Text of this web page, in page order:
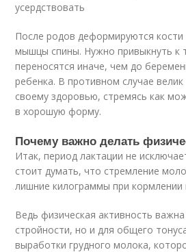
усердствовать
После родов деформируются кости
мышцы спины. Нужно привыкнуть к
переносятся иначе, чем до
ребенка. В противном случае велик
своему здоровью, стремясь как
в хорошую форму.
Почему важно делать
Итак, период лактации не
стоит думать, что стремление
лишние килограммы при
Ведь физическая активность
стройности, но и для общего
выработки грудного молока,